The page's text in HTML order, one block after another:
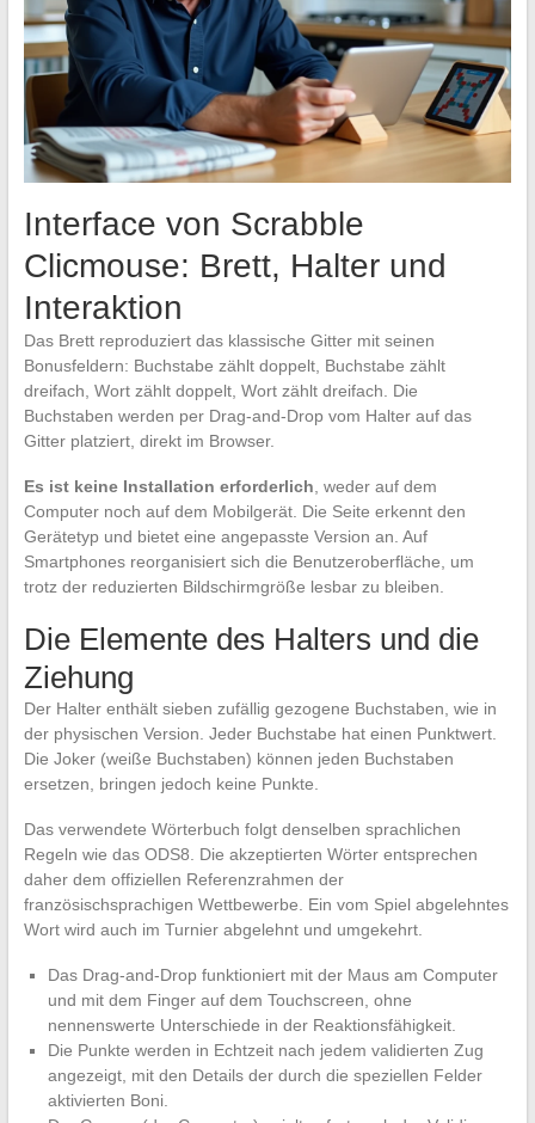
Interface von Scrabble
Clicmouse: Brett, Halter und
Interaktion
Das Brett reproduziert das klassische Gitter mit seinen
Bonusfeldern: Buchstabe zählt doppelt, Buchstabe zählt
dreifach, Wort zählt doppelt, Wort zählt dreifach. Die
Buchstaben werden per Drag-and-Drop vom Halter auf das
Gitter platziert, direkt im Browser.
Es ist keine Installation erforderlich , weder auf dem
Computer noch auf dem Mobilgerät. Die Seite erkennt den
Gerätetyp und bietet eine angepasste Version an. Auf
Smartphones reorganisiert sich die Benutzeroberfläche, um
trotz der reduzierten Bildschirmgröße lesbar zu bleiben.
Die Elemente des Halters und die
Ziehung
Der Halter enthält sieben zufällig gezogene Buchstaben, wie in
der physischen Version. Jeder Buchstabe hat einen Punktwert.
Die Joker (weiße Buchstaben) können jeden Buchstaben
ersetzen, bringen jedoch keine Punkte.
Das verwendete Wörterbuch folgt denselben sprachlichen
Regeln wie das ODS8. Die akzeptierten Wörter entsprechen
daher dem offiziellen Referenzrahmen der
französischsprachigen Wettbewerbe. Ein vom Spiel abgelehntes
Wort wird auch im Turnier abgelehnt und umgekehrt.
Das Drag-and-Drop funktioniert mit der Maus am Computer
und mit dem Finger auf dem Touchscreen, ohne
nennenswerte Unterschiede in der Reaktionsfähigkeit.
Die Punkte werden in Echtzeit nach jedem validierten Zug
angezeigt, mit den Details der durch die speziellen Felder
aktivierten Boni.